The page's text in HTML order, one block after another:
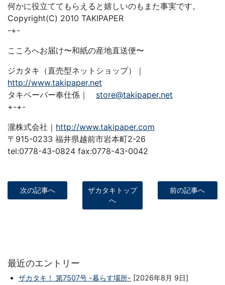
何かに役立ててもらえると嬉しいのもまた事実です。
Copyright(C) 2010 TAKIPAPER
-+-
こころへお届け〜和紙の産地直送便〜
ジカタキ（直売型ネットショップ）｜
http://www.takipaper.net
タキペーパー奉仕係｜ store@takipaper.net
+-+-
瀧株式会社｜ http://www.takipaper.com
〒915-0233 福井県越前市岩本町2-26
tel:0778-43-0824 fax:0778-43-0042
次の記事へ
ザカタキトップ
へ
前の記事へ
最近のエントリー
ザカタキ！ 第7507号 -暮らす場所- [2026年8月 9日]